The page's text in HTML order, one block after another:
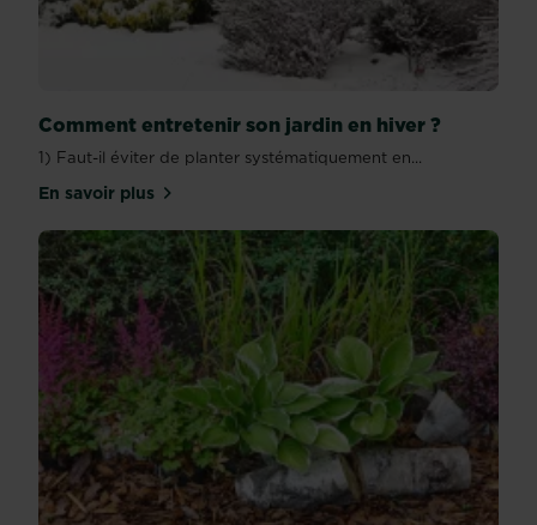
Comment entretenir son jardin en hiver ?
1) Faut-il éviter de planter systématiquement en...
En savoir plussur Comment entretenir son jardin en hiver ?